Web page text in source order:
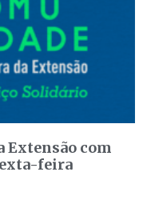
Extensão com
feira